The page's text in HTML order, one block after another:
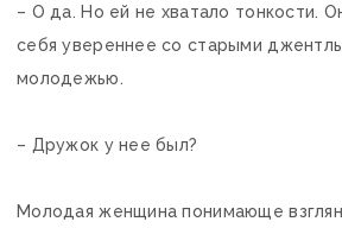
– О да. Но ей не хватало тонкости.
себя увереннее со старыми
молодежью.
– Дружок у нее был?
Молодая женщина понимающе